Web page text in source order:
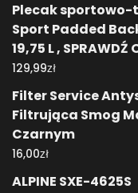
Plecak
Sport Padded
19,75 L , SPRAWDŹ
129,99zł
Filter Service
Filtrująca Smog
Czarnym
16,00zł
ALPINE SXE-4625S